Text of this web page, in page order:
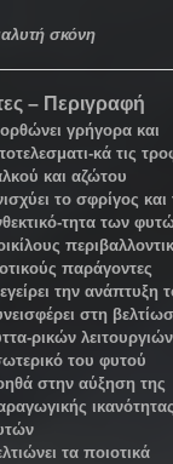
σκόνη
– Περιγραφή
γρήγορα και
κά τις
και αζώτου
το σφρίγος και
τητα των
παράγοντες
την ανάπτυξη
στη
ρικών
του φυτού
στην αύξηση της
τα ποιοτικά